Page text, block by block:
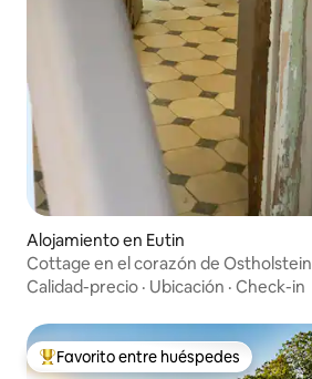
Alojamiento en Eutin
Cottage en el corazón de Ostholstein
Calidad-precio · Ubicación · Check-in
Favorito entre huéspedes preferido
Favorito entre huéspedes